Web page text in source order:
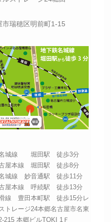
市瑞穂区明前町1-15
名城線 堀田駅 徒歩3分
屋本線 堀田駅 徒歩8分
城線 妙音通駅 徒歩11分
屋本線 呼続駅 徒歩13分
線 豊田本町駅 徒歩15分レ
トレージ24本郷名古屋市名東
215 本郷ビルTOKI 1Ｆ